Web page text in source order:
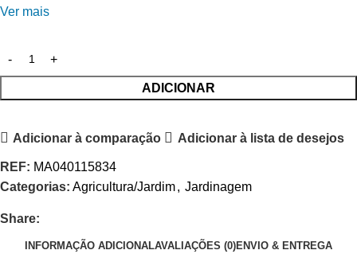
Ver mais
ADICIONAR
Adicionar à comparação Adicionar à lista de desejos
REF: MA040115834
Categorias: Agricultura/Jardim, Jardinagem
Share:
INFORMAÇÃO ADICIONALAVALIAÇÕES (0)ENVIO & ENTREGA